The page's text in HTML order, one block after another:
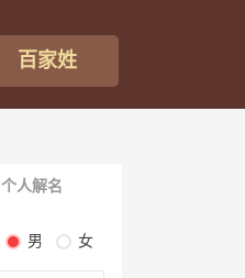
百家姓
个人解名
男 女